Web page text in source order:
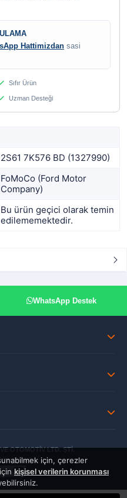
için, çerezler
kişisel verilerin korunması
Hattimizdan sasi
Sıfır Ürün
Uzman Desteği
2S61 7K576 BD (1327990)
FoMoCo (Ford Motor
Company)
Bu ürün geçici olarak temin
edilememektedir.
WhatsApp Destek
OTOMOTİV LTD. ŞTİ.
Saklıdır.